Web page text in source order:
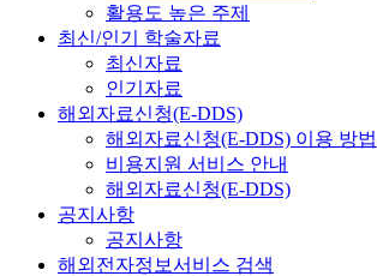
활용도 높은 주제
최신/인기 학술자료
최신자료
인기자료
해외자료신청(E-DDS)
해외자료신청(E-DDS) 이용 방법
비용지원 서비스 안내
해외자료신청(E-DDS)
공지사항
공지사항
해외전자정보서비스 검색